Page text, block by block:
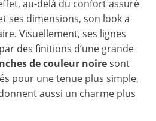
au-delà du confort assuré
ses dimensions, son look a
Visuellement, ses lignes
des finitions d’une grande
de couleur noiresont
pour une tenue plus simple,
aussi un charme plus